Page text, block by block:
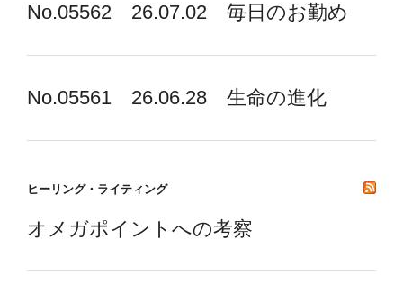
No.05562 26.07.02 毎日のお勤め
No.05561 26.06.28 生命の進化
ヒーリング・ライティング
オメガポイントへの考察